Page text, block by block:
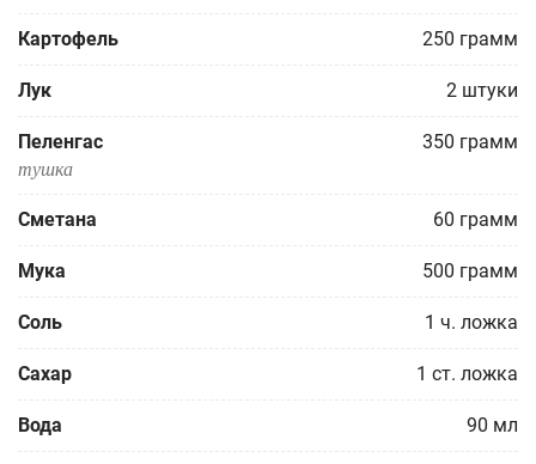
Картофель 250 грамм
Лук 2 штуки
Пеленгас 350 грамм
тушка
Сметана 60 грамм
Мука 500 грамм
Соль 1 ч. ложка
Сахар 1 ст. ложка
Вода 90 мл